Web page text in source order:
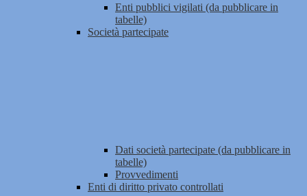
Enti pubblici vigilati (da pubblicare in
tabelle)
Società partecipate
Dati società partecipate (da pubblicare in
tabelle)
Provvedimenti
Enti di diritto privato controllati